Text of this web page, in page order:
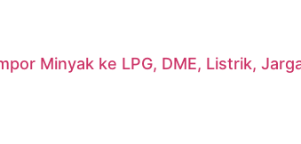
Minyak ke LPG, DME, Listrik,